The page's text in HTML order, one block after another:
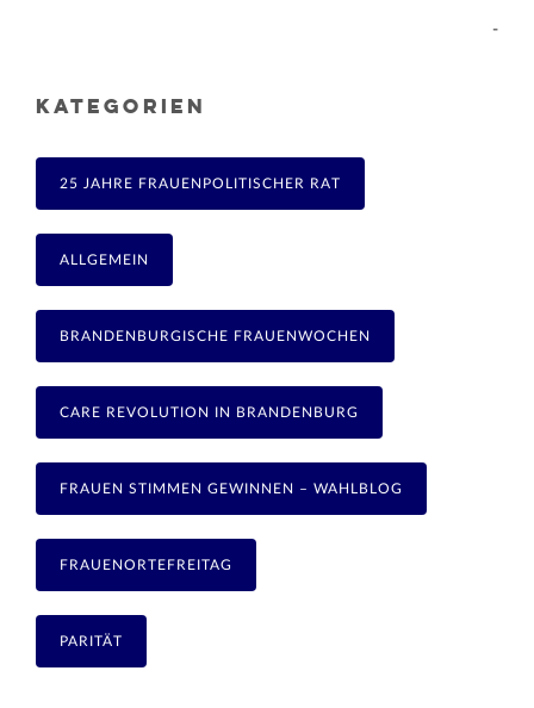
-
KATEGORIEN
25 JAHRE FRAUENPOLITISCHER RAT
ALLGEMEIN
BRANDENBURGISCHE FRAUENWOCHEN
CARE REVOLUTION IN BRANDENBURG
FRAUEN STIMMEN GEWINNEN – WAHLBLOG
FRAUENORTEFREITAG
PARITÄT